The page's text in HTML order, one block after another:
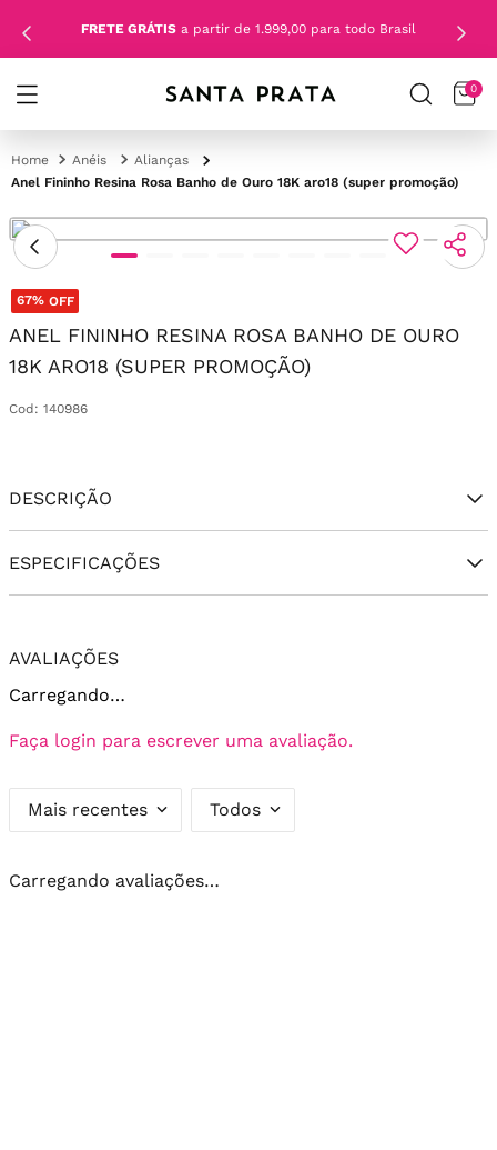
FRETE GRÁTIS a partir de 1.999,00 para todo Brasil
0
Anéis
Alianças
Anel Fininho Resina Rosa Banho de Ouro 18K aro18 (super promoção)
67% OFF
ANEL FININHO RESINA ROSA BANHO DE OURO
18K ARO18 (SUPER PROMOÇÃO)
Cod : 140986
DESCRIÇÃO
ESPECIFICAÇÕES
AVALIAÇÕES
Carregando…
Faça login para escrever uma avaliação.
Mais recentes Todos
Carregando avaliações…